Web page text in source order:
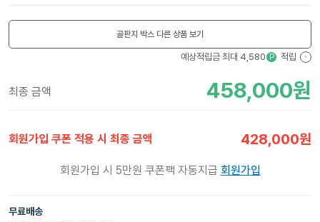
골판지 박스 다른 상품 보기
예상적립금 최대 4,580 P 적립 ?
최종 금액 458,000원
회원가입 쿠폰 적용 시 최종 금액 428,000원
회원가입 시 5만원 쿠폰팩 자동지급 회원가입
무료배송